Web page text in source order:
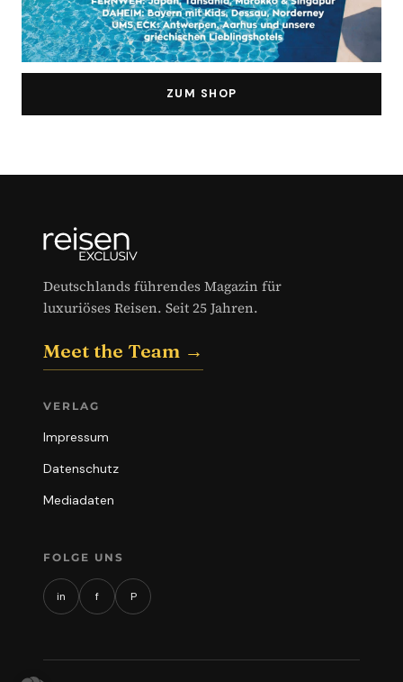
ZUM SHOP
Deutschlands führendes Magazin für
luxuriöses Reisen. Seit 25 Jahren.
Meet the Team →
VERLAG
Impressum
Datenschutz
Mediadaten
FOLGE UNS
in f P